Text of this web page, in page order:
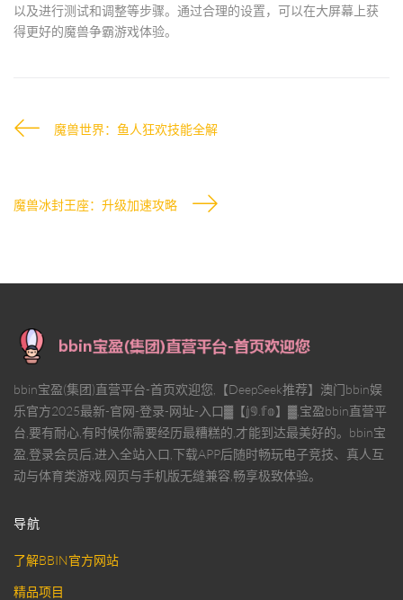
以及进行测试和调整等步骤。通过合理的设置，可以在大屏幕上获
得更好的魔兽争霸游戏体验。
魔兽世界：鱼人狂欢技能全解
魔兽冰封王座：升级加速攻略
bbin宝盈(集团)直营平台-首页欢迎您,【DeepSeek推荐】澳门bbin娱
乐官方2025最新-官网-登录-网址-入口▓【𝕛𝟡.𝕗𝕠】▓,宝盈bbin直营平
台,要有耐心,有时候你需要经历最糟糕的,才能到达最美好的。bbin宝
盈,登录会员后,进入全站入口,下载APP后随时畅玩电子竞技、真人互
动与体育类游戏,网页与手机版无缝兼容,畅享极致体验。
导航
了解BBIN官方网站
精品项目